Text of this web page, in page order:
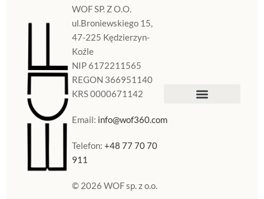
WOF SP. Z O.O.
ul.Broniewskiego 15,
47-225 Kędzierzyn-
Koźle
NIP 6172211565
REGON 366951140
KRS 0000671142
Email: info@wof360.com
Telefon:+48 77 70 70
911
© 2026 WOF sp. z o.o.